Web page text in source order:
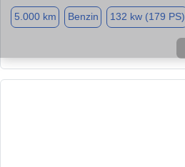
5.000 km Benzin 132 kw (179 PS)